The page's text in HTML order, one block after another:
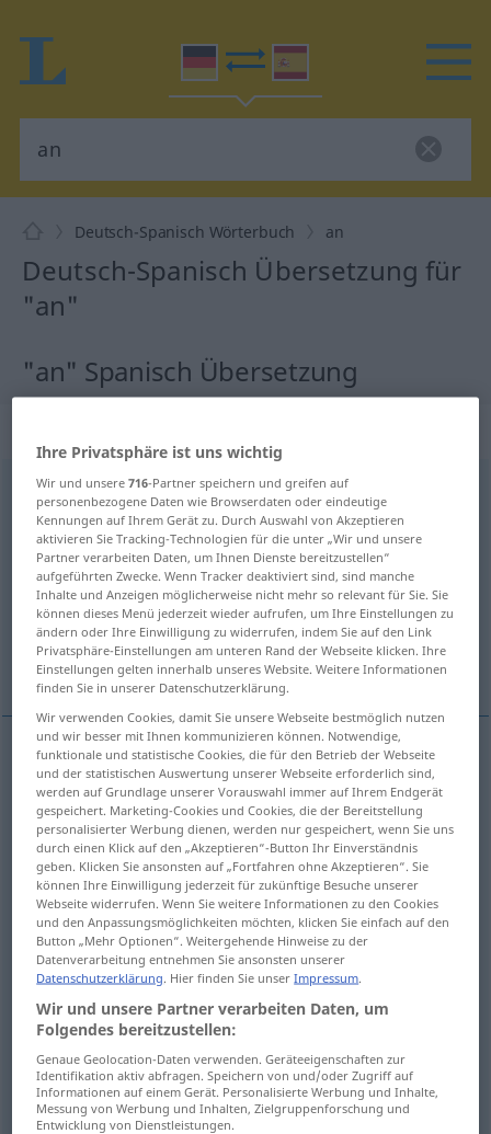
Deutsch-Spanisch Wörterbuch an
Deutsch-Spanisch Übersetzung für
"an"
"an" Spanisch Übersetzung
[an]präp
Übersicht aller Übersetzungen
(Für mehr Details die Übersetzung anklicken/antippen)
a, en, contra en para
Weitere Beispiele...
a, en, contra an < LAGE:DAT; RICHTUNG:AKK>
an zeitlich < DAT >
Beispiele
Frankfurt amMainin Ortsnamen
Francfort delMeno
an der Spree
Ihre Privatsphäre ist uns wichtig
Wir und unsere716-Partner speichern und greifen auf
personenbezogene Daten wie Browserdaten oder eindeutige
Kennungen auf Ihrem Gerät zu. Durch Auswahl von Akzeptieren
aktivieren Sie Tracking-Technologien für die unter „Wir und unsere
Partner verarbeiten Daten, um Ihnen Dienste bereitzustellen“
aufgeführten Zwecke. Wenn Tracker deaktiviert sind, sind manche
Inhalte und Anzeigen möglicherweise nicht mehr so relevant für Sie. Sie
können dieses Menü jederzeit wieder aufrufen, um Ihre Einstellungen zu
ändern oder Ihre Einwilligung zu widerrufen, indem Sie auf den Link
Privatsphäre-Einstellungen am unteren Rand der Webseite klicken. Ihre
Einstellungen gelten innerhalb unseres Website. Weitere Informationen
finden Sie in unserer Datenschutzerklärung.
Wir verwenden Cookies, damit Sie unsere Webseite bestmöglich nutzen
und wir besser mit Ihnen kommunizieren können. Notwendige,
funktionale und statistische Cookies, die für den Betrieb der Webseite
und der statistischen Auswertung unserer Webseite erforderlich sind,
werden auf Grundlage unserer Vorauswahl immer auf Ihrem Endgerät
gespeichert. Marketing-Cookies und Cookies, die der Bereitstellung
personalisierter Werbung dienen, werden nur gespeichert, wenn Sie uns
durch einen Klick auf den „Akzeptieren“-Button Ihr Einverständnis
geben. Klicken Sie ansonsten auf „Fortfahren ohne Akzeptieren“. Sie
können Ihre Einwilligung jederzeit für zukünftige Besuche unserer
Webseite widerrufen. Wenn Sie weitere Informationen zu den Cookies
und den Anpassungsmöglichkeiten möchten, klicken Sie einfach auf den
Button „Mehr Optionen“. Weitergehende Hinweise zu der
Datenverarbeitung entnehmen Sie ansonsten unserer
Datenschutzerklärung. Hier finden Sie unserImpressum.
Wir und unsere Partner verarbeiten Daten, um
Folgendes bereitzustellen:
Genaue Geolocation-Daten verwenden. Geräteeigenschaften zur
Identifikation aktiv abfragen. Speichern von und/oder Zugriff auf
Informationen auf einem Gerät. Personalisierte Werbung und Inhalte,
Messung von Werbung und Inhalten, Zielgruppenforschung und
Entwicklung von Dienstleistungen.